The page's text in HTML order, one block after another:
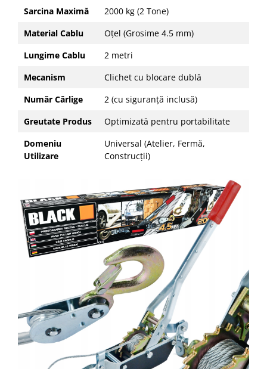
Sarcina Maximă
2000 kg (2 Tone)
Material Cablu
Oțel (Grosime 4.5 mm)
Lungime Cablu
2 metri
Mecanism
Clichet cu blocare dublă
Număr Cârlige
2 (cu siguranță inclusă)
Greutate Produs
Optimizată pentru portabilitate
Domeniu
Utilizare
Universal (Atelier, Fermă,
Construcții)